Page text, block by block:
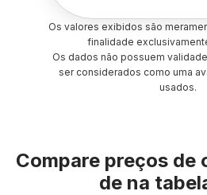
Os valores exibidos são
finalidade
Os dados não possuem
ser considerados como uma
usados.
Compare preços de
de na